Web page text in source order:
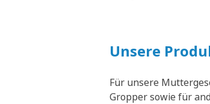
Unsere
Für unsere
Gropper sowie für